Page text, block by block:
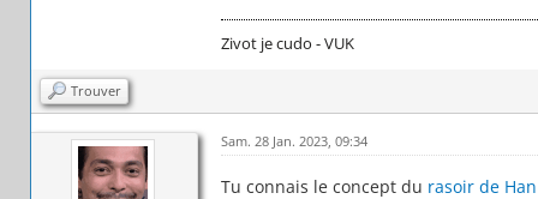
Zivot je cudo - VUK
Trouver
Sam. 28 Jan. 2023, 09:34
Tu connais le concept du rasoir de